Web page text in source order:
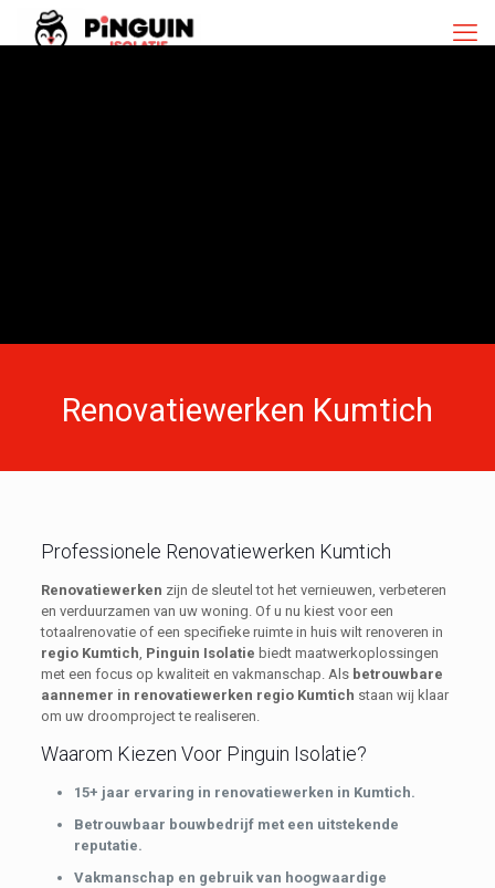
Renovatiewerken Kumtich
Professionele Renovatiewerken Kumtich
Renovatiewerken zijn de sleutel tot het vernieuwen, verbeteren
en verduurzamen van uw woning. Of u nu kiest voor een
totaalrenovatie of een specifieke ruimte in huis wilt renoveren in
regio Kumtich Pinguin Isolatie biedt maatwerkoplossingen
met een focus op kwaliteit en vakmanschap. Als betrouwbare
aannemer in renovatiewerken regio Kumtich staan wij klaar
om uw droomproject te realiseren.
Waarom Kiezen Voor Pinguin Isolatie?
15+ jaar ervaring in renovatiewerken in Kumtich.
Betrouwbaar bouwbedrijf met een uitstekende
reputatie.
Vakmanschap en gebruik van hoogwaardige